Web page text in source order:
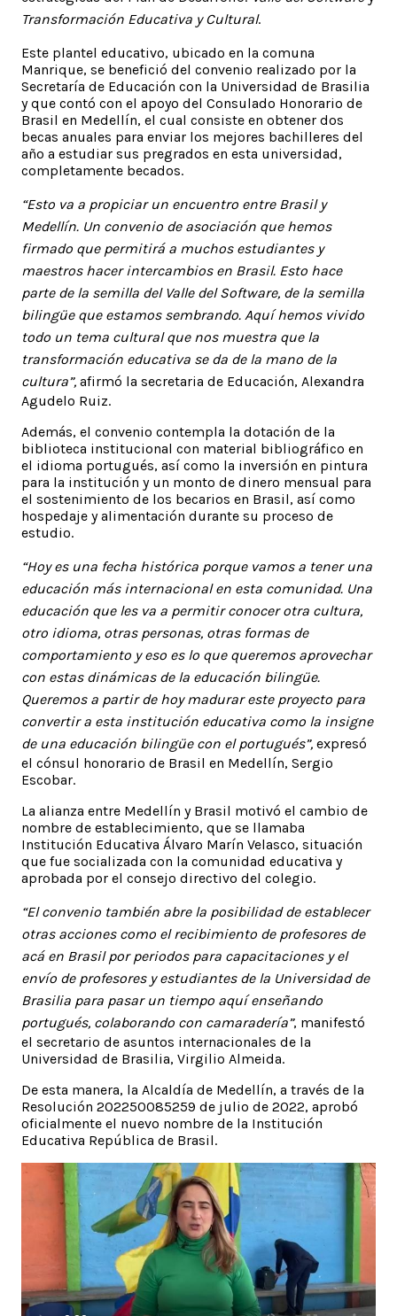
Transformación Educativa y Cultural.
Este plantel educativo, ubicado en la comuna
Manrique, se benefició del convenio realizado por la
Secretaría de Educación con la Universidad de Brasilia
y que contó con el apoyo del Consulado Honorario de
Brasil en Medellín, el cual consiste en obtener dos
becas anuales para enviar los mejores bachilleres del
año a estudiar sus pregrados en esta universidad,
completamente becados.
“Esto va a propiciar un encuentro entre Brasil y
Medellín. Un convenio de asociación que hemos
firmado que permitirá a muchos estudiantes y
maestros hacer intercambios en Brasil. Esto hace
parte de la semilla del Valle del Software, de la semilla
bilingüe que estamos sembrando. Aquí hemos vivido
todo un tema cultural que nos muestra que la
transformación educativa se da de la mano de la
cultura”, afirmó la secretaria de Educación, Alexandra
Agudelo Ruiz.
Además, el convenio contempla la dotación de la
biblioteca institucional con material bibliográfico en
el idioma portugués, así como la inversión en pintura
para la institución y un monto de dinero mensual para
el sostenimiento de los becarios en Brasil, así como
hospedaje y alimentación durante su proceso de
estudio.
“Hoy es una fecha histórica porque vamos a tener una
educación más internacional en esta comunidad. Una
educación que les va a permitir conocer otra cultura,
otro idioma, otras personas, otras formas de
comportamiento y eso es lo que queremos aprovechar
con estas dinámicas de la educación bilingüe.
Queremos a partir de hoy madurar este proyecto para
convertir a esta institución educativa como la insigne
de una educación bilingüe con el portugués”, expresó
el cónsul honorario de Brasil en Medellín, Sergio
Escobar.
La alianza entre Medellín y Brasil motivó el cambio de
nombre de establecimiento, que se llamaba
Institución Educativa Álvaro Marín Velasco, situación
que fue socializada con la comunidad educativa y
aprobada por el consejo directivo del colegio.
“El convenio también abre la posibilidad de establecer
otras acciones como el recibimiento de profesores de
acá en Brasil por periodos para capacitaciones y el
envío de profesores y estudiantes de la Universidad de
Brasilia para pasar un tiempo aquí enseñando
portugués, colaborando con camaradería”, manifestó
el secretario de asuntos internacionales de la
Universidad de Brasilia, Virgilio Almeida.
De esta manera, la Alcaldía de Medellín, a través de la
Resolución 202250085259 de julio de 2022, aprobó
oficialmente el nuevo nombre de la Institución
Educativa República de Brasil.